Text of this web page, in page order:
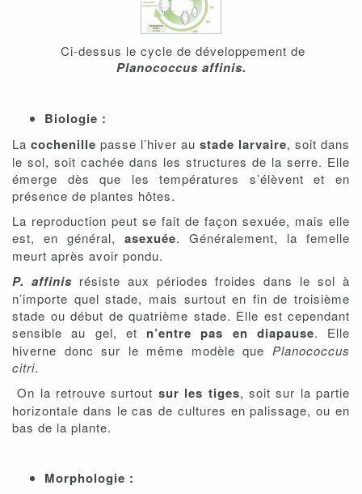
Ci-dessus le cycle de développement de
Planococcus affinis.
Biologie :
La cochenille passe l’hiver au stade larvaire, soit dans
le sol, soit cachée dans les structures de la serre. Elle
émerge dès que les températures s’élèvent et en
présence de plantes hôtes.
La reproduction peut se fait de façon sexuée, mais elle
est, en général, asexuée. Généralement, la femelle
meurt après avoir pondu.
P. affinis résiste aux périodes froides dans le sol à
n’importe quel stade, mais surtout en fin de troisième
stade ou début de quatrième stade. Elle est cependant
sensible au gel, et n’entre pas en diapause. Elle
hiverne donc sur le même modèle que Planococcus
citri.
On la retrouve surtout sur les tiges, soit sur la partie
horizontale dans le cas de cultures en palissage, ou en
bas de la plante.
Morphologie :